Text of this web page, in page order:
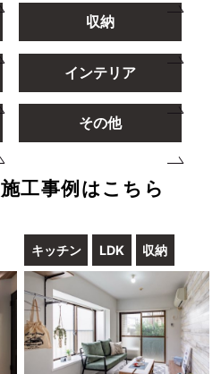
収納
インテリア
その他
工事例はこちら
キッチン LDK 収納